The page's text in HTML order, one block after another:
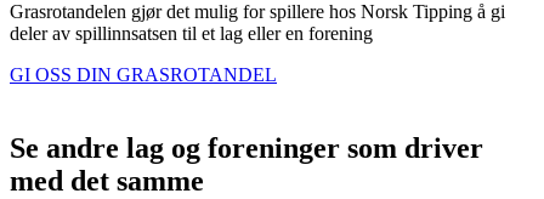
Grasrotandelen gjør det mulig for spillere hos Norsk Tipping å gi
deler av spillinnsatsen til et lag eller en forening
GI OSS DIN GRASROTANDEL
Se andre lag og foreninger som driver
med det samme